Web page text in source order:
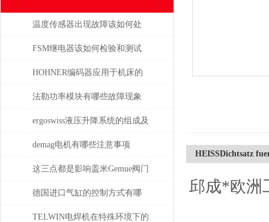
温度传感器出现故障该如何处
理
FSM继电器该如何检验和测试
HOHNER编码器应用于机床的
位移测量和主轴控制
法勒功率模块有哪些故障现象
需要检查
ergoswiss液压升降系统的组成及
其作用
demag电机有哪些注意事项
这三点都是影响盖米Gemue阀门
价格的主要因素
德国进口气缸的控制方式有哪
些？
TELWIN电焊机在特殊环境下的
HEISSDichtsatz
邱成*欧洲